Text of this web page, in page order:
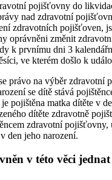
pojišťovny do
nad zdravotní
zdravotních pojišťoven,
oprávněni změnit
k prvnímu dni 3
ve kterém došlo k
právo na výběr zdravotní
se dítě stává
pojištěna matka dítěte v
dítěte zdravotně
zdravotní pojišťovny,
den jeho narození.
v této věci